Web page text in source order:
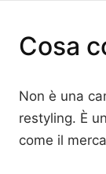
Cosa
Non è una
restyling. È
come il